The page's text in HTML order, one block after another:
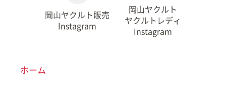
岡山ヤクルト販売
Instagram
岡山ヤクルト
ヤクルトレディ
Instagram
ホーム